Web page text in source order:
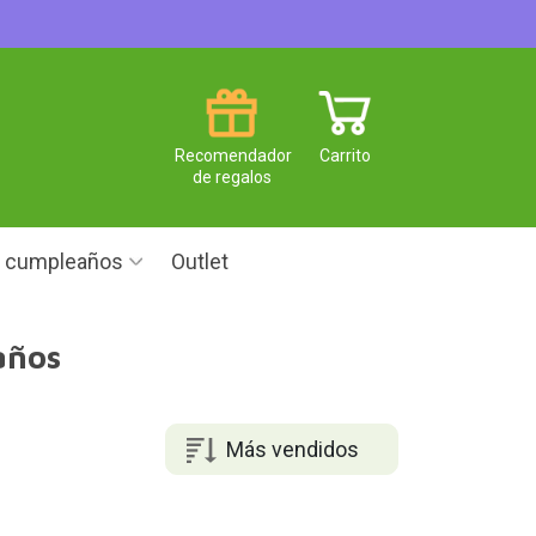
Carrito
Recomendador
de regalos
cumpleaños Outlet
Más vendidos